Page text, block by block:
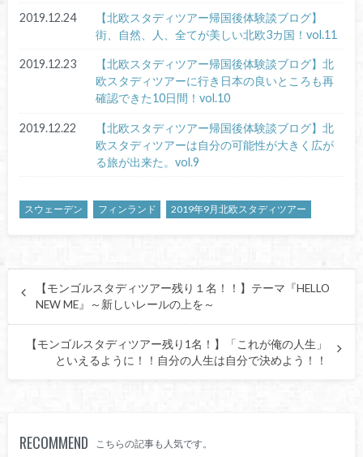
2019.12.24
【北欧スタディツアー帰国後体験談ブログ】
街、自然、人、全てが美しい北欧3カ国！vol.11
2019.12.23
【北欧スタディツアー帰国後体験談ブログ】北
欧スタディツアーに行き日本の良いところも再
確認できた10日間！vol.10
2019.12.22
【北欧スタディツアー帰国後体験談ブログ】北
欧スタディツアーは自分の可能性が大きく広が
る旅が出来た。vol.9
スウェーデン フィンランド 2019年9月北欧スタディツアー
【モンゴルスタディツアー残り１名！！】テーマ『HELLO
NEW ME』～新しいレールの上を～
【モンゴルスタディツアー残り1名！】「これが俺の人生」
といえるように！！自分の人生は自分で決めよう！！
RECOMMEND こちらの記事も人気です。